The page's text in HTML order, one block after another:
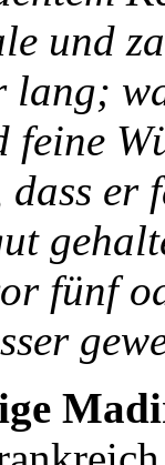
und
lang;
feine
er
fünf